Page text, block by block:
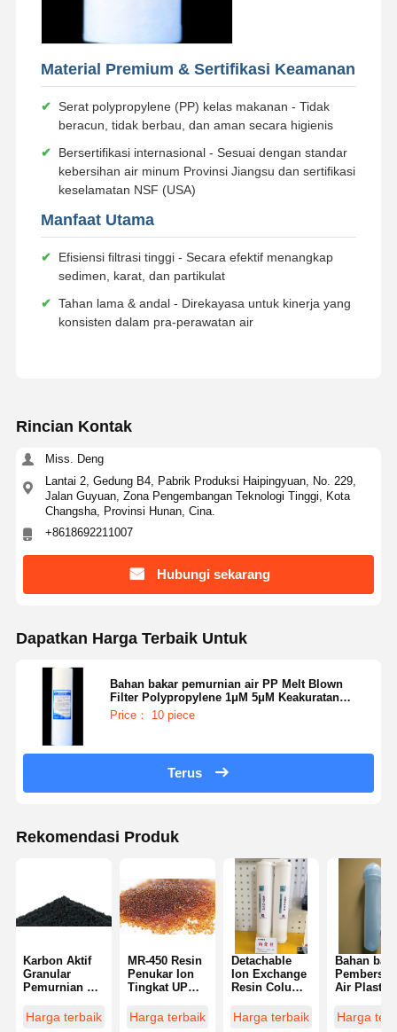
Penawaran
Sistem Air Ultra Murni Laboratorium
sistem pemurnian air ultra murni
Peralatan air ultra murni
Sistem Filtrasi Air Ultra Murni
Sistem Air RO Ultra Murni
Sistem Pembersihan Air Industri
Aksesoris sistem pemurnian air
Material Premium & Sertifikasi Keamanan
✔ Serat polypropylene (PP) kelas makanan - Tidak
beracun, tidak berbau, dan aman secara higienis
✔
Bersertifikasi internasional - Sesuai dengan standar
kebersihan air minum Provinsi Jiangsu dan sertifikasi
keselamatan NSF (USA)
Manfaat Utama
✔
Efisiensi filtrasi tinggi - Secara efektif menangkap
sedimen, karat, dan partikulat
✔ Tahan lama & andal - Direkayasa untuk kinerja yang
konsisten dalam pra-perawatan air
Rincian Kontak
Miss. Deng
Lantai 2, Gedung B4, Pabrik Produksi Haipingyuan, No. 229,
Jalan Guyuan, Zona Pengembangan Teknologi Tinggi, Kota
Changsha, Provinsi Hunan, Cina.
+8618692211007
Hubungi sekarang
Dapatkan Harga Terbaik Untuk
Bahan bakar pemurnian air PP Melt Blown
Filter Polypropylene 1μM 5μM Keakuratan
tinggi
Price： 10 piece
Terus
Rekomendasi Produk
Karbon Aktif
Granular
Pemurnian Air
Pemurnian
Emas
Harga terbaik
MR-450 Resin
Penukar Ion
Tingkat UPW
Pembersihan
Tingkat PPB
Harga terbaik
Detachable
Ion Exchange
Resin Column
Purification
Consumables
Harga terbaik
Bahan
Air Plastik
Makanan
Kolom
Harga